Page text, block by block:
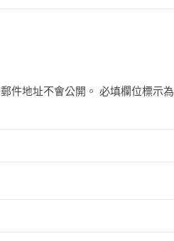
件地址不會公開。 必填欄位標示為